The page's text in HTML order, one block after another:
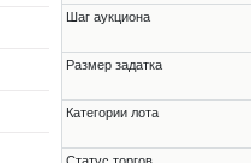
Шаг аукциона
Размер задатка
Категории лота